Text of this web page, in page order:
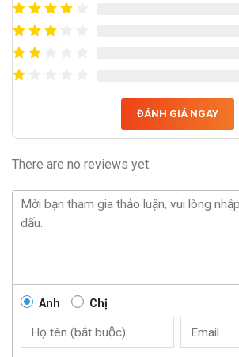
ĐÁNH GIÁ NGAY
There are no reviews yet.
Anh Chị